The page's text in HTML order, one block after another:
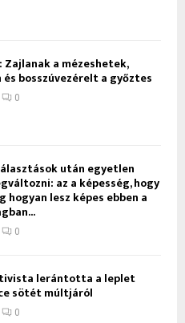
Zajlanak a mézeshetek,
bosszúvezérelt a győztes
0
után egyetlen
az a képesség, hogy
hogyan lesz képes ebben a
0
lerántotta a leplet
sötét múltjáról
0